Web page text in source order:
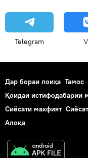
Telegram
Дар бораи лоиҳа Тамос
Қоидаи истифодабарии
Сиёсати махфият
Алоқа